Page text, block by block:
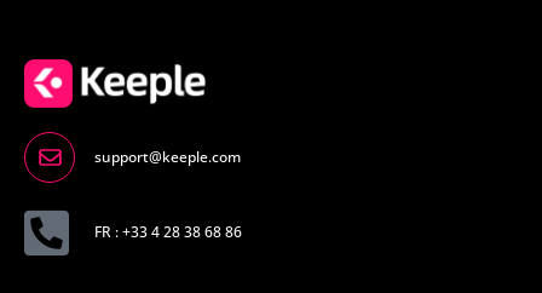
support@keeple.com
FR : +33 4 28 38 68 86